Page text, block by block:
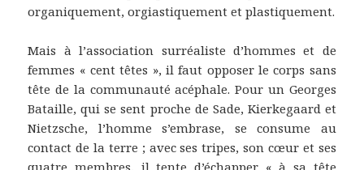
organiquement, orgiastiquement et plastiquement.
Mais à l’association surréaliste d’hommes et de
femmes « cent têtes », il faut opposer le corps sans
tête de la communauté acéphale. Pour un Georges
Bataille, qui se sent proche de Sade, Kierkegaard et
Nietzsche, l’homme s’embrase, se consume au
contact de la terre ; avec ses tripes, son cœur et ses
quatre membres, il tente d’échapper « à sa tête